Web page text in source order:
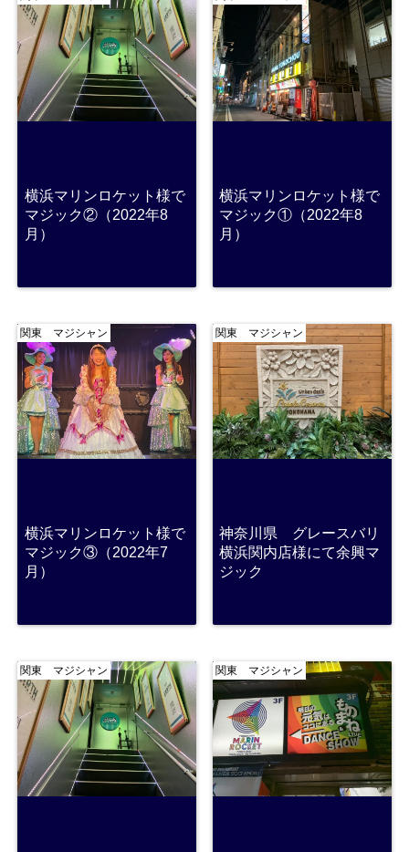
横浜マリンロケット様で
マジック②（2022年8
月）
横浜マリンロケット様で
マジック①（2022年8
月）
関東 マジシャン
横浜マリンロケット様で
マジック③（2022年7
月）
関東 マジシャン
神奈川県 グレースバリ
横浜関内店様にて余興マ
ジック
関東 マジシャン 関東 マジシャン